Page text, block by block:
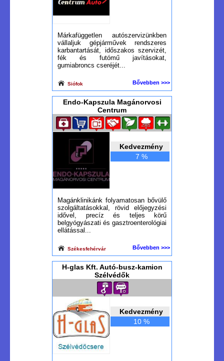
Márkafüggetlen autószervizünkben
vállaljuk gépjárművek rendszeres
karbantartását, időszakos szervizét,
fék és futómű javításokat,
gumiabroncs cseréjét...
Siófok Bővebben >>>
Endo-Kapszula Magánorvosi
Centrum
Kedvezmény
7 %
Magánklinikánk folyamatosan bővülő
szolgáltatásokkal, rövid előjegyzési
idővel, precíz és teljes körű
belgyógyászati és gasztroenterológiai
ellátással...
Székesfehérvár Bővebben >>>
H-glas Kft. Autó-busz-kamion
Szélvédők
Kedvezmény
10 %